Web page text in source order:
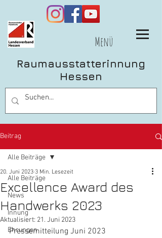
Menü
Raumausstatterinnung
Hessen
Beitrag
Alle Beiträge
News
Innung
Ehrungen
Alle Beiträge
Excellence Award des
Handwerks 2023
20. Juni 2023 3 Min. Lesezeit
Aktualisiert: 21. Juni 2023
Pressemitteilung Juni 2023